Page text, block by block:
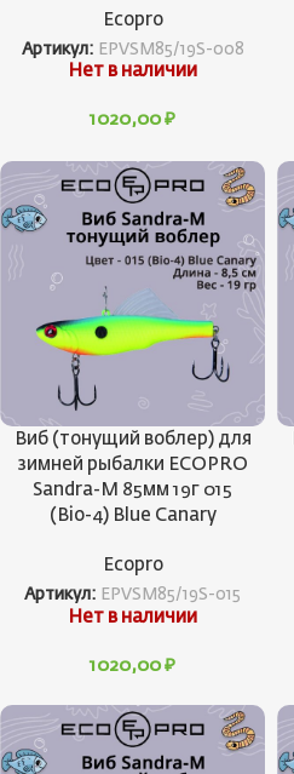
Ecopro
Артикул: EPVSM85/19S-008
Нет в наличии
1020,00 ₽
Виб (тонущий воблер) для
зимней рыбалки ECOPRO
Sandra-M 85мм 19г 015
(Bio-4) Blue Canary
Ecopro
Артикул: EPVSM85/19S-015
Нет в наличии
1020,00 ₽